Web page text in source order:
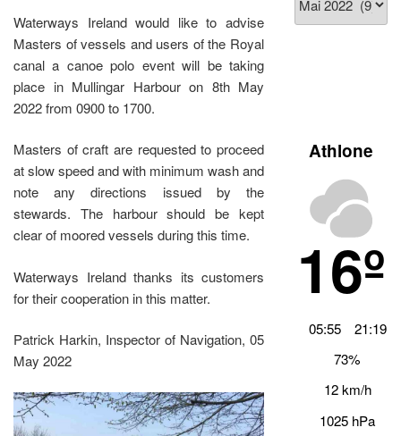
Waterways Ireland would like to advise
Masters of vessels and users of the Royal
canal a canoe polo event will be taking
place in Mullingar Harbour on 8th May
2022 from 0900 to 1700.
Masters of craft are requested to proceed
at slow speed and with minimum wash and
note any directions issued by the
stewards. The harbour should be kept
clear of moored vessels during this time.
Waterways Ireland thanks its customers
for their cooperation in this matter.
Patrick Harkin, Inspector of Navigation, 05
May 2022
Archiv
Athlone
16º
05:55
21:19
73%
12 km/h
1025 hPa